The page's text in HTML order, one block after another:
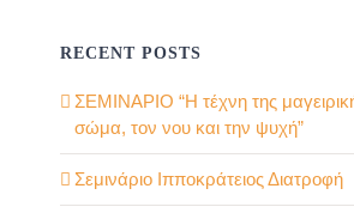
RECENT POSTS
ΣΕΜΙΝΑΡΙΟ “Η τέχνη της
σώμα, τον νου και την ψυχή”
Σεμινάριο Ιπποκράτειος Διατροφή